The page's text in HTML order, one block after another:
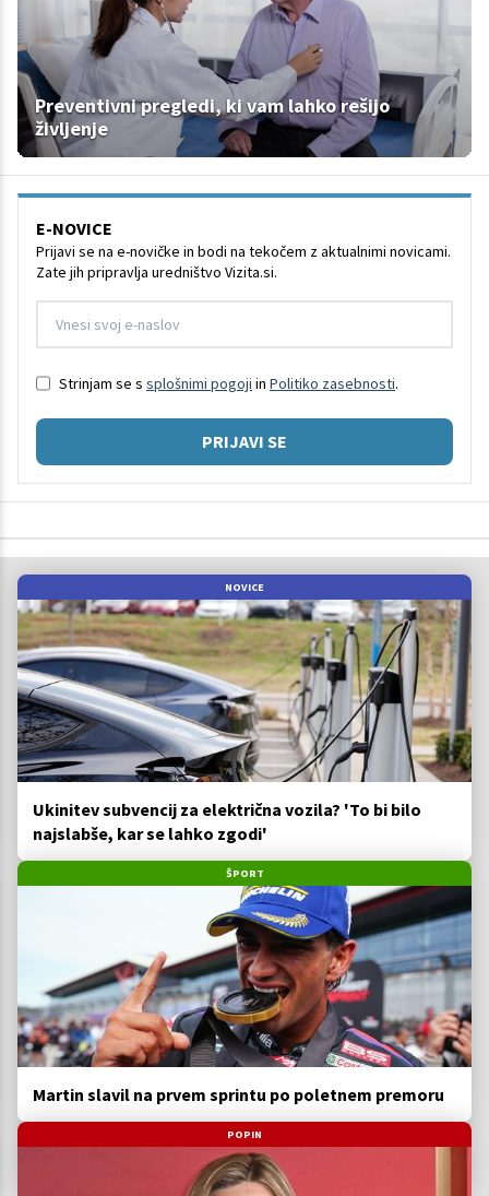
Preventivni pregledi, ki vam lahko rešijo
življenje
E-NOVICE
Prijavi se na e-novičke in bodi na tekočem z aktualnimi novicami.
Zate jih pripravlja uredništvo Vizita.si.
Strinjam se s splošnimi pogoji in Politiko zasebnosti.
PRIJAVI SE
NOVICE
Ukinitev subvencij za električna vozila? 'To bi bilo
najslabše, kar se lahko zgodi'
ŠPORT
Martin slavil na prvem sprintu po poletnem premoru
POPIN